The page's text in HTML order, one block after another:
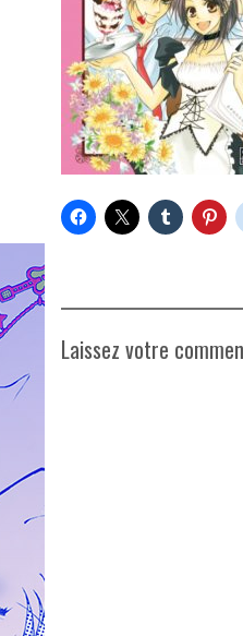
Laissez votre